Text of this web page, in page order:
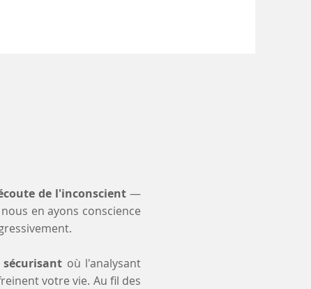
de l'inconscient—
en ayons conscience
où l'analysant
votre vie. Au fil des